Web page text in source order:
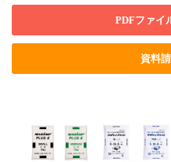
PDFファイ
資料